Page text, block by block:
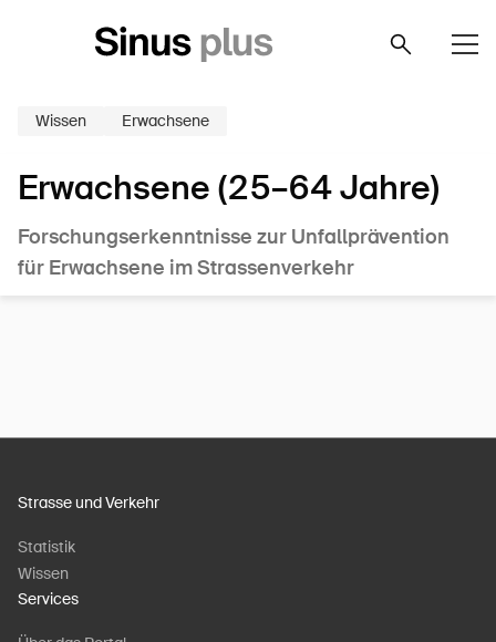
Wissen Erwachsene
Erwachsene (25–64 Jahre)
Forschungserkenntnisse zur Unfallprävention
für Erwachsene im Strassenverkehr
Strasse und Verkehr
Statistik
Wissen
Services